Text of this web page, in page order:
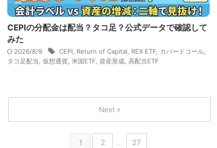
CEPIの分配金は配当？タコ足？公式データで確認して
みた
2026/8/9 CEPI Return of Capital REX ETF カバードコール
タコ足配当
仮想通貨 米国ETF 資産形成 高配当ETF
1 2 … 27
Next »